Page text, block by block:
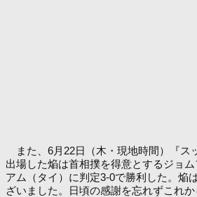
また、6月22日（木・現地時間）『ス
出場した焔は首相撲を得意とするジョ
アム（タイ）に判定3-0で勝利した。焔
ざいました。日頃の感謝を忘れずこれ